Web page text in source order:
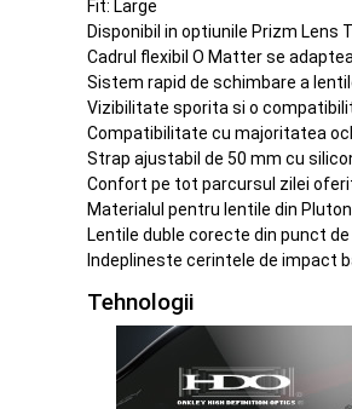
Fit: Large
Disponibil in optiunile Prizm Lens
Cadrul flexibil O Matter se
Sistem rapid de schimbare a
Vizibilitate sporita si o
Compatibilitate cu majoritatea
Strap ajustabil de 50 mm cu
Confort pe tot parcursul zilei
Materialul pentru lentile din
Lentile duble corecte din punct
Indeplineste cerintele de impact
Tehnologii